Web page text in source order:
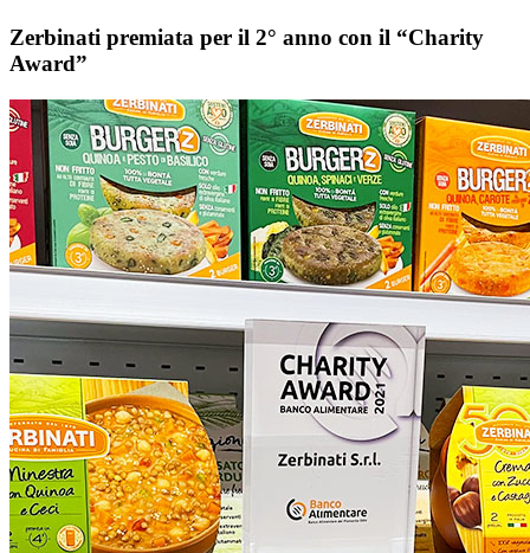
Zerbinati premiata per il 2° anno con il “Charity
Award”